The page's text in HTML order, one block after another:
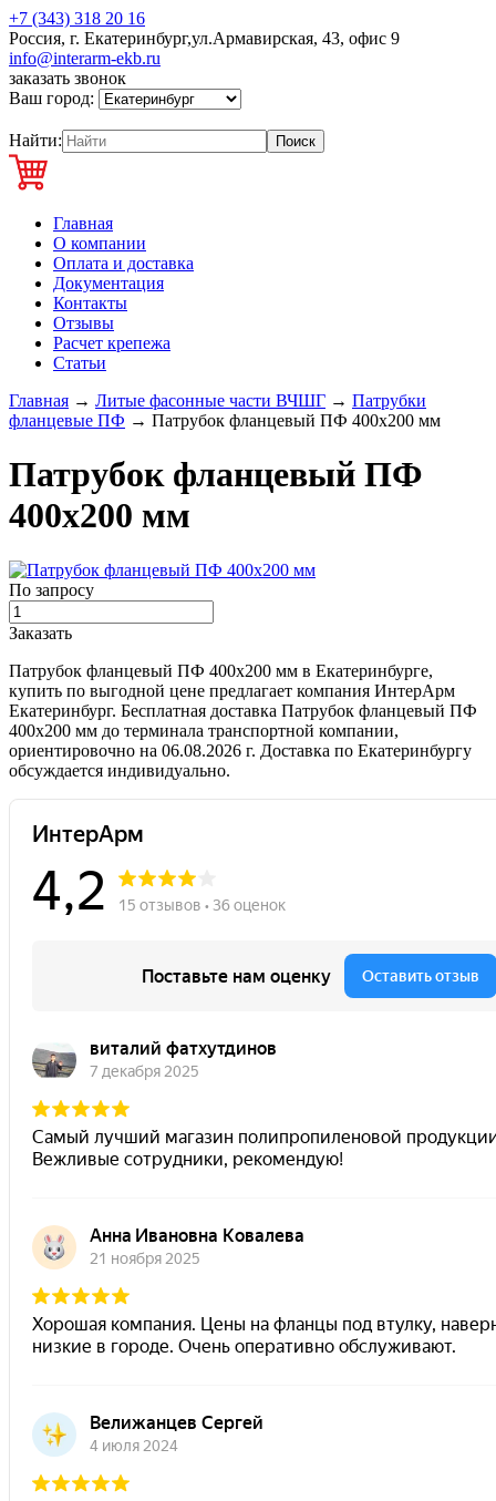
+7 (343) 318 20 16
Россия, г. Екатеринбург,ул.Армавирская, 43, офис 9
info@interarm-ekb.ru
заказать звонок
Ваш город:
Найти:
Главная
О компании
Оплата и доставка
Документация
Контакты
Отзывы
Расчет крепежа
Статьи
Главная → Литые фасонные части ВЧШГ → Патрубки
фланцевые ПФ → Патрубок фланцевый ПФ 400х200 мм
Патрубок фланцевый ПФ
400х200 мм
По запросу
Заказать
Патрубок фланцевый ПФ 400х200 мм в Екатеринбурге,
купить по выгодной цене предлагает компания ИнтерАрм
Екатеринбург. Бесплатная доставка Патрубок фланцевый ПФ
400х200 мм до терминала транспортной компании,
ориентировочно на 06.08.2026 г. Доставка по Екатеринбургу
обсуждается индивидуально.